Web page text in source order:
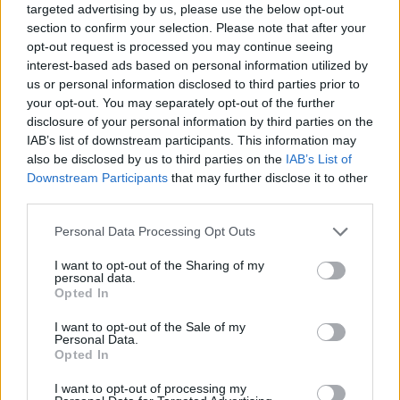
targeted advertising by us, please use the below opt-out
section to confirm your selection. Please note that after your
opt-out request is processed you may continue seeing
interest-based ads based on personal information utilized by
us or personal information disclosed to third parties prior to
your opt-out. You may separately opt-out of the further
disclosure of your personal information by third parties on the
IAB’s list of downstream participants. This information may
also be disclosed by us to third parties on the IAB’s List of
Downstream Participants that may further disclose it to other
Personal Data Processing Opt Outs
I want to opt-out of the Sharing of my
personal data.
Opted In
I want to opt-out of the Sale of my
Personal Data.
Opted In
I want to opt-out of processing my
"Dayana era insieme a una
coppia di spagnoli"
22/01/2012
Una coppia che crea emozioni
Morandi & Papaleo quella strana
15/01/2012